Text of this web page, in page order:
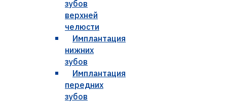
зубов
верхней
челюсти
Имплантация
нижних
зубов
Имплантация
передних
зубов